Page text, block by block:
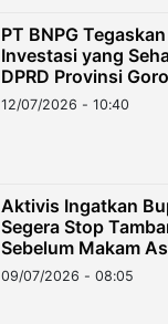
PT BNPG
Investasi yang
DPRD Provinsi
12/07/2026 - 10:40
Aktivis Ingatkan
Segera Stop
Sebelum Makam
Longsor
09/07/2026 - 08:05